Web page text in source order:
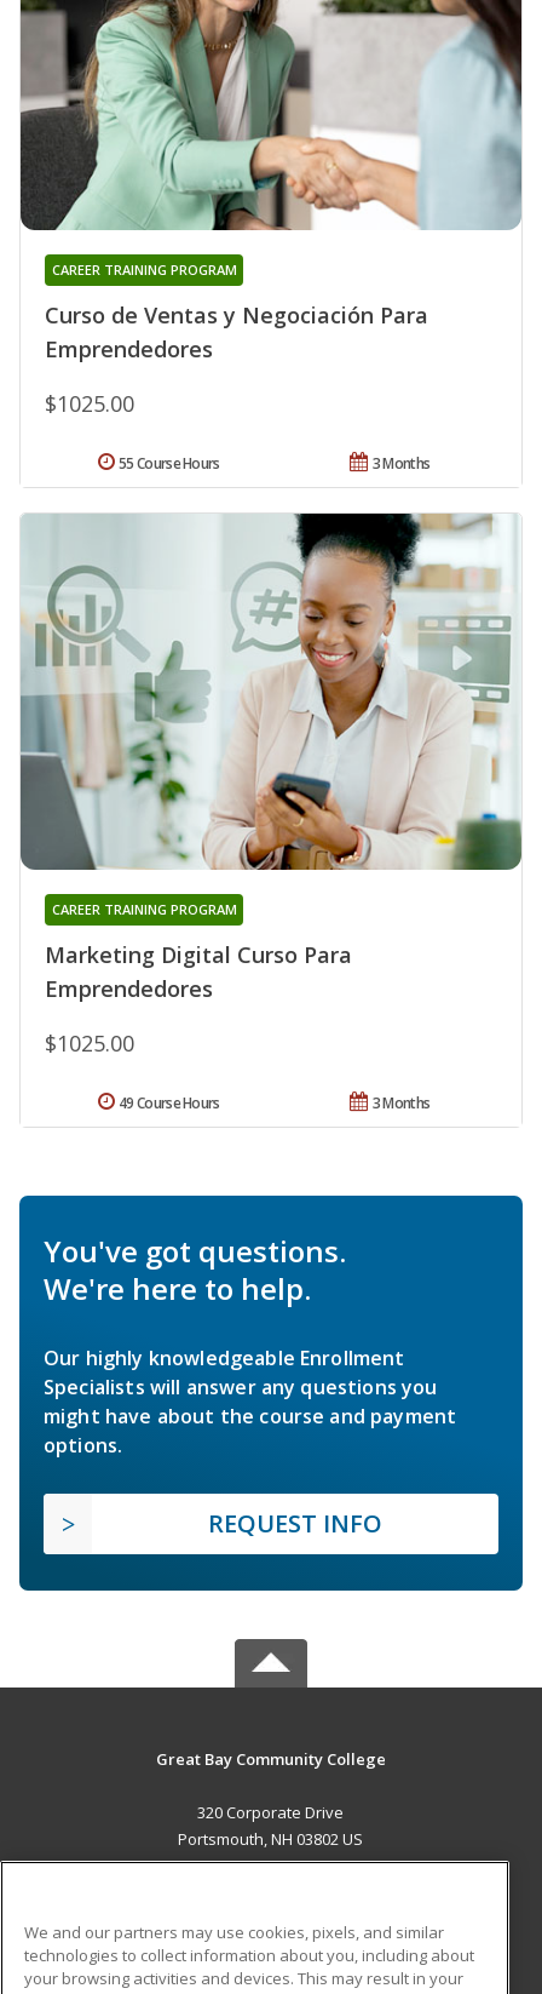
Curso de Ventas y Negociación Para
Emprendedores
CAREER TRAINING PROGRAM
$1025.00
3 Months
55 Course Hours
Marketing Digital Curso Para
Emprendedores
CAREER TRAINING PROGRAM
$1025.00
3 Months
49 Course Hours
You've got questions.
We're here to help.
Our highly knowledgeable Enrollment
Specialists will answer any questions you
might have about the course and payment
options.
REQUEST INFO
Great Bay Community College
320 Corporate Drive
Portsmouth, NH 03802 US
ADDITIONAL RESOURCES
We and our partners may use cookies, pixels, and similar
technologies to collect information about you, including about
your browsing activities and devices. This may result in your